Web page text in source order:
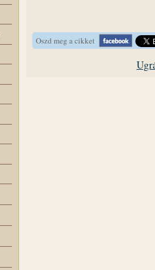
Oszd meg a cikket